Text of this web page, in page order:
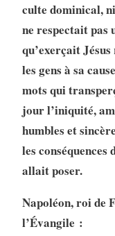
culte dominical,
ne respectait pas
qu’exerçait
les gens à sa
mots qui
jour l’iniquité,
humbles et
les conséquences
allait poser.
Napoléon, roi de
l’Évangile :